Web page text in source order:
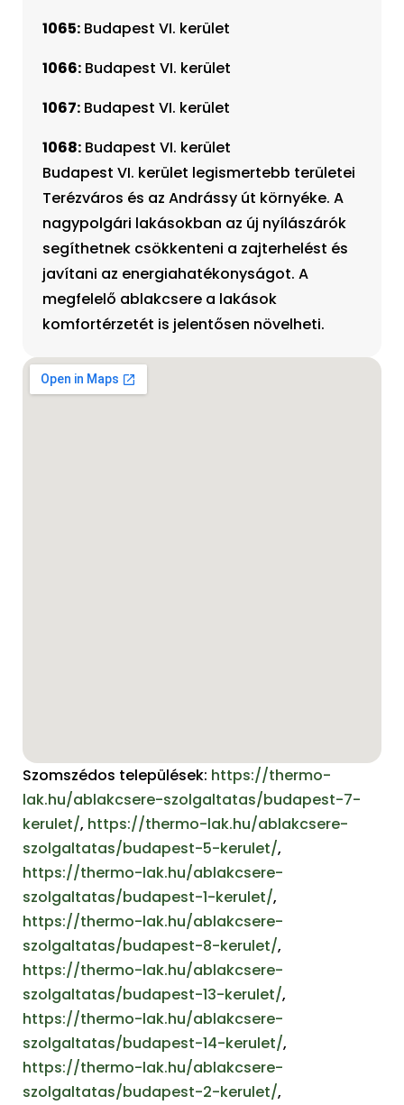
1065: Budapest VI. kerület
1066: Budapest VI. kerület
1067: Budapest VI. kerület
1068: Budapest VI. kerület
Budapest VI. kerület legismertebb területei
Terézváros és az Andrássy út környéke. A
nagypolgári lakásokban az új nyílászárók
segíthetnek csökkenteni a zajterhelést és
javítani az energiahatékonyságot. A
megfelelő ablakcsere a lakások
komfortérzetét is jelentősen növelheti.
Szomszédos települések: https://thermo-
lak.hu/ablakcsere-szolgaltatas/budapest-7-
kerulet/, https://thermo-lak.hu/ablakcsere-
szolgaltatas/budapest-5-kerulet/,
https://thermo-lak.hu/ablakcsere-
szolgaltatas/budapest-1-kerulet/,
https://thermo-lak.hu/ablakcsere-
szolgaltatas/budapest-8-kerulet/,
https://thermo-lak.hu/ablakcsere-
szolgaltatas/budapest-13-kerulet/,
https://thermo-lak.hu/ablakcsere-
szolgaltatas/budapest-14-kerulet/,
https://thermo-lak.hu/ablakcsere-
szolgaltatas/budapest-2-kerulet/,